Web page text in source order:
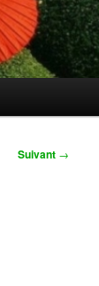
Suivant →